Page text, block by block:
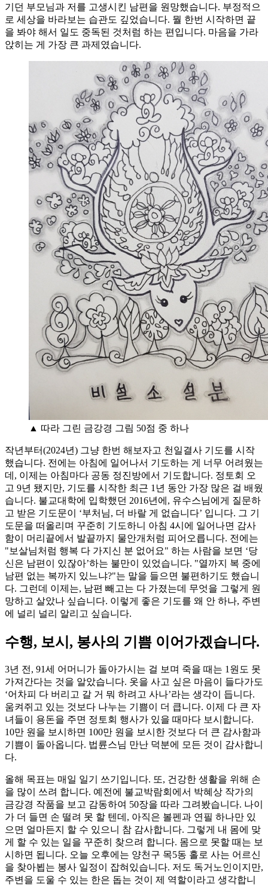
기던 부모님과 저를 고생시킨 남편을 원망했습니다. 부정적으
로 세상을 바라보는 습관도 깊었습니다. 뭘 한번 시작하면 끝
을 봐야 해서 일도 중독된 것처럼 하는 편입니다. 마음을 가라
앉히는 게 가장 큰 과제였습니다.
▲ 따라 그린 금강경 그림 50점 중 하나
작년부터(2024년) 그냥 한번 해보자고 천일결사 기도를 시작
했습니다. 전에는 아침에 일어나서 기도하는 게 너무 어려웠는
데, 이제는 아침마다 공동 정진방에서 기도합니다. 정토회 오
고 9년 됐지만, 기도를 시작한 최근 1년 동안 가장 많은 걸 배웠
습니다. 불교대학에 입학했던 2016년에, 유수스님에게 질문하
고 받은 기도문이 ‘부처님, 더 바랄 게 없습니다’ 입니다. 그 기
도문을 떠올리며 꾸준히 기도하니 아침 4시에 일어나면 감사
함이 머리끝에서 발끝까지 물안개처럼 피어오릅니다. 전에는
"보살님처럼 행복 다 가지신 분 없어요" 하는 사람을 보면 ‘당
신은 남편이 있잖아’하는 불만이 있었습니다. "열까지 복 중에
남편 없는 복까지 있느냐?"는 말을 들으면 불편하기도 했습니
다. 그런데 이제는, 남편 빼고는 다 가졌는데 무엇을 그렇게 원
망하고 살았나 싶습니다. 이렇게 좋은 기도를 왜 안 하나, 주변
에 널리 널리 알리고 싶습니다.
수행, 보시, 봉사의 기쁨 이어가겠습니다.
3년 전, 91세 어머니가 돌아가시는 걸 보며 죽을 때는 1원도 못
가져간다는 것을 알았습니다. 옷을 사고 싶은 마음이 들다가도
‘어차피 다 버리고 갈 거 뭐 하려고 사나’라는 생각이 듭니다.
움켜쥐고 있는 것보다 나누는 기쁨이 더 큽니다. 이제 다 큰 자
녀들이 용돈을 주면 정토회 행사가 있을 때마다 보시합니다.
10만 원을 보시하면 100만 원을 보시한 것보다 더 큰 감사함과
기쁨이 돌아옵니다. 법륜스님 만난 덕분에 모든 것이 감사합니
다.
올해 목표는 매일 일기 쓰기입니다. 또, 건강한 생활을 위해 손
을 많이 쓰려 합니다. 예전에 불교박람회에서 박혜상 작가의
금강경 작품을 보고 감동하여 50장을 따라 그려봤습니다. 나이
가 더 들면 손 떨려 못 할 텐데, 아직은 볼펜과 연필 하나만 있
으면 얼마든지 할 수 있으니 참 감사합니다. 그렇게 내 몸에 맞
게 할 수 있는 일을 꾸준히 찾으려 합니다. 몸으로 못할 때는 보
시하면 됩니다. 오늘 오후에는 양천구 목5동 홀로 사는 어르신
을 찾아뵙는 봉사 일정이 잡혀있습니다. 저도 독거노인이지만,
주변을 도울 수 있는 한은 돕는 것이 제 역할이라고 생각합니